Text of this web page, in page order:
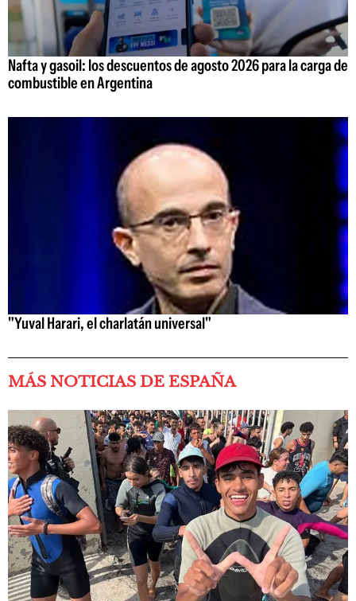
Nafta y gasoil: los descuentos de agosto 2026 para la carga de
combustible en Argentina
"Yuval Harari, el charlatán universal"
MÁS NOTICIAS DE ESPAÑA